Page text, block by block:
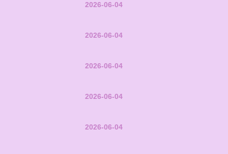
2026-06-04
2026-06-04
2026-06-04
2026-06-04
2026-06-04